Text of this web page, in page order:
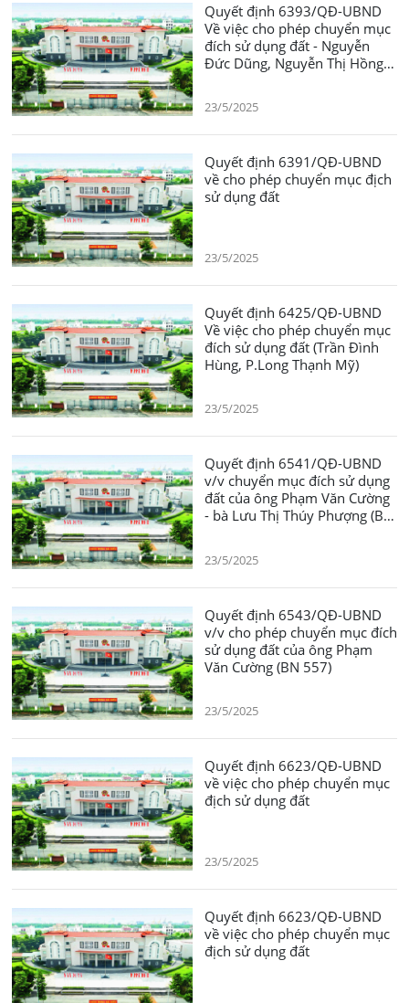
Quyết định 6393/QĐ-UBND
Về việc cho phép chuyển mục
đích sử dụng đất - Nguyễn
Đức Dũng, Nguyễn Thị Hồng,
23/5/2025
Quyết định 6391/QĐ-UBND
về cho phép chuyển mục địch
sử dụng đất
23/5/2025
Quyết định 6425/QĐ-UBND
Về việc cho phép chuyển mục
đích sử dụng đất (Trần Đình
Hùng, P.Long Thạnh Mỹ)
23/5/2025
Quyết định 6541/QĐ-UBND
v/v chuyển mục đích sử dụng
đất của ông Phạm Văn Cường
- bà Lưu Thị Thúy Phượng (BN
23/5/2025
Quyết định 6543/QĐ-UBND
v/v cho phép chuyển mục đích
sử dụng đất của ông Phạm
Văn Cường (BN 557)
23/5/2025
Quyết định 6623/QĐ-UBND
về việc cho phép chuyển mục
địch sử dụng đất
23/5/2025
Quyết định 6623/QĐ-UBND
về việc cho phép chuyển mục
địch sử dụng đất